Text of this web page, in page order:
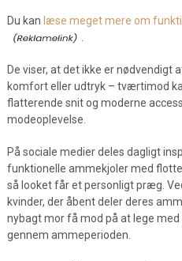
Du kan læse meget mere om
De viser, at det ikke er nødvendigt
komfort eller udtryk – tværtimod
flatterende snit og moderne
modeoplevelse.
På sociale medier deles dagligt
funktionelle ammekjoler med
så looket får et personligt præg.
kvinder, der åbent deler deres
nybagt mor få mod på at lege
gennem ammeperioden.